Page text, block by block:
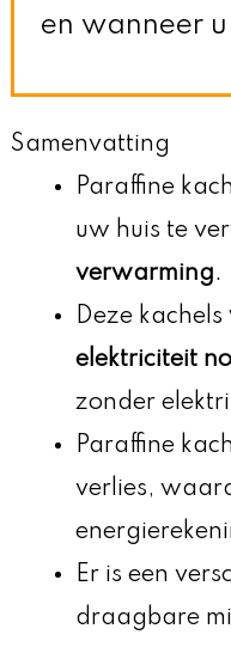
en wanneer
Samenvatting
Paraffine
uw huis te
verwarming.
Deze kachels
elektriciteit
zonder
Paraffine
verlies,
Er is een
draagbare